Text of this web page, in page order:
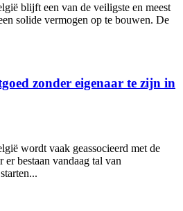
blijft een van de veiligste en meest
solide vermogen op te bouwen. De
zonder eigenaar te zijn in
wordt vaak geassocieerd met de
er bestaan vandaag tal van